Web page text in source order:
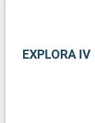
EXPLORA IV